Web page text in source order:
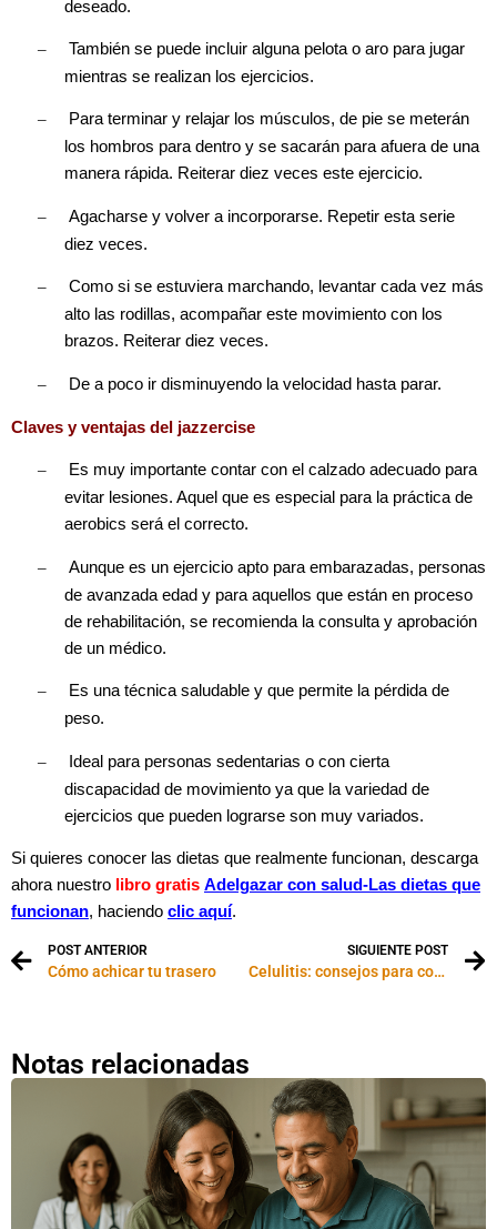
deseado.
–
También se puede incluir alguna pelota o aro para jugar
mientras se realizan los ejercicios.
–
Para terminar y relajar los músculos, de pie se meterán
los hombros para dentro y se sacarán para afuera de una
manera rápida. Reiterar diez veces este ejercicio.
–
Agacharse y volver a incorporarse. Repetir esta serie
diez veces.
–
Como si se estuviera marchando, levantar cada vez más
alto las rodillas, acompañar este movimiento con los
brazos. Reiterar diez veces.
– De a poco ir disminuyendo la velocidad hasta parar.
Claves y ventajas del jazzercise
–
Es muy importante contar con el calzado adecuado para
evitar lesiones. Aquel que es especial para la práctica de
aerobics será el correcto.
–
Aunque es un ejercicio apto para embarazadas, personas
de avanzada edad y para aquellos que están en proceso
de rehabilitación, se recomienda la consulta y aprobación
de un médico.
–
Es una técnica saludable y que permite la pérdida de
peso.
–
Ideal para personas sedentarias o con cierta
discapacidad de movimiento ya que la variedad de
ejercicios que pueden lograrse son muy variados.
Si quieres conocer las dietas que realmente funcionan, descarga
ahora nuestro libro gratis Adelgazar con salud-Las dietas que
funcionan, haciendo clic aquí.
POST ANTERIOR
Cómo achicar tu trasero
SIGUIENTE POST
Celulitis: consejos para combatir cada tipo de adiposidad
Notas relacionadas